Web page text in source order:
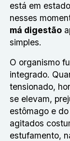
está em
nesses
má digestão
simples.
O organismo
integrado.
tensionado,
se elevam,
estômago e
agitados
estufamento,